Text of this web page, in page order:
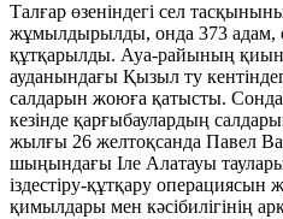
Талғар өзеніндегі сел
жұмылдырылды, онда 373 адам,
құтқарылды. Ауа-райының қиын
ауданындағы Қызыл ту
салдарын жоюға қатысты.
кезінде қарғыбаулардың
жылғы 26 желтоқсанда Павел
шыңындағы Іле Алатауы
іздестіру-құтқару операциясын
қимылдары мен кәсібилігінің